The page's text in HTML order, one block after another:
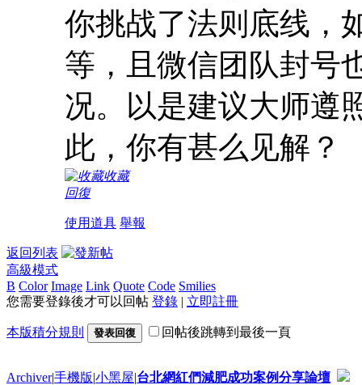
你挑战了法则底线，
等，且微信团队封号
况。以是建议大师遵
此，你有甚么见解？
收藏
回復
使用道具 舉報
返回列表
高級模式
B Color Image Link Quote Code Smilies
您需要登錄後才可以回帖 登錄 | 立即註冊
本版積分規則 發表回復 回帖後跳轉到最後一頁
Archiver|手機版|小黑屋|台北網紅們減肥成功案例分享論壇